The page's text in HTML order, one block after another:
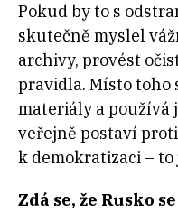
Pokud by to s
skutečně myslel
archivy, provést
pravidla. Místo
materiály a používá
veřejně postaví
k demokratizaci – to
Zdá se, že Rusko